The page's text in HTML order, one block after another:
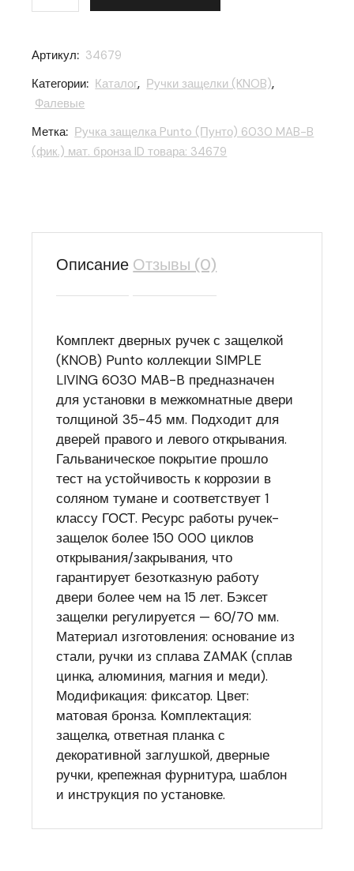
Артикул: 34679
Категории: Каталог, Ручки защелки (KNOB),
Фалевые
Метка: Ручка защелка Punto (Пунто) 6030 MAB-B
(фик.) мат. бронза ID товара: 34679
Описание Отзывы (0)
Комплект дверных ручек с защелкой
(KNOB) Punto коллекции SIMPLE
LIVING 6030 MAB-B предназначен
для установки в межкомнатные двери
толщиной 35-45 мм. Подходит для
дверей правого и левого открывания.
Гальваническое покрытие прошло
тест на устойчивость к коррозии в
соляном тумане и соответствует 1
классу ГОСТ. Ресурс работы ручек-
защелок более 150 000 циклов
открывания/закрывания, что
гарантирует безотказную работу
двери более чем на 15 лет. Бэксет
защелки регулируется — 60/70 мм.
Материал изготовления: основание из
стали, ручки из сплава ZAMAK (сплав
цинка, алюминия, магния и меди).
Модификация: фиксатор. Цвет:
матовая бронза. Комплектация:
защелка, ответная планка с
декоративной заглушкой, дверные
ручки, крепежная фурнитура, шаблон
и инструкция по установке.